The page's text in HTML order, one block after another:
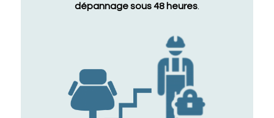
dépannage sous 48 heures.